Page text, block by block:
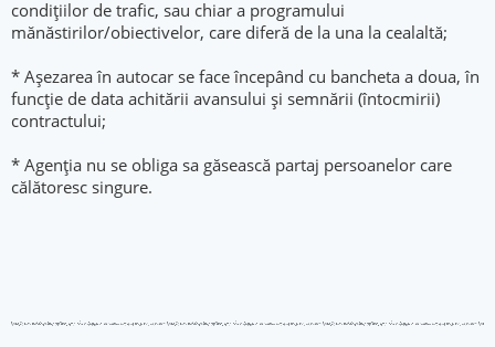
condițiilor de trafic, sau chiar a programului
mănăstirilor/obiectivelor, care diferă de la una la cealaltă;
* Așezarea în autocar se face începând cu bancheta a doua, în
funcție de data achitării avansului și semnării (întocmirii)
contractului;
* Agenția nu se obliga sa găsească partaj persoanelor care
călătoresc singure.